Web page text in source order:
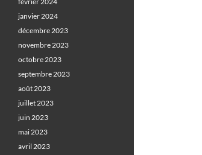
janvier 2024
décembre 2023
novembre 2023
octobre 2023
septembre 2023
août 2023
juillet 2023
juin 2023
mai 2023
avril 2023